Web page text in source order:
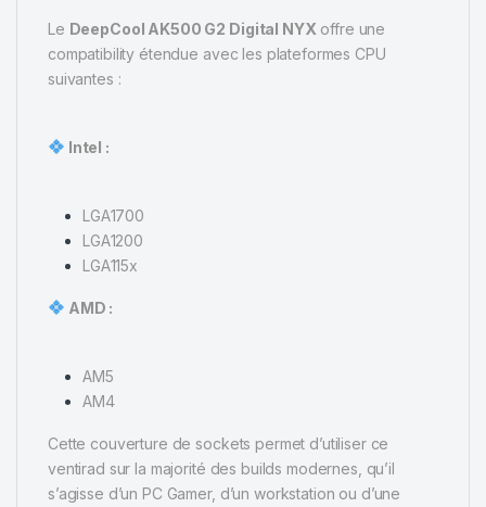
Le DeepCool AK500 G2 Digital NYX offre une
compatibility étendue avec les plateformes CPU
suivantes :
Intel :
LGA1700
LGA1200
LGA115x
AMD :
AM5
AM4
Cette couverture de sockets permet d’utiliser ce
ventirad sur la majorité des builds modernes, qu’il
s’agisse d’un PC Gamer, d’un workstation ou d’une